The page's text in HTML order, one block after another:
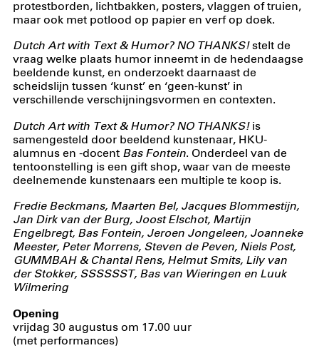
protestborden, lichtbakken, posters, vlaggen of truien,
maar ook met potlood op papier en verf op doek.
Dutch Art with Text & Humor? NO THANKS!stelt de
vraag welke plaats humor inneemt in de hedendaagse
beeldende kunst, en onderzoekt daarnaast de
scheidslijn tussen ‘kunst’ en ‘geen-kunst’ in
verschillende verschijningsvormen en contexten.
Dutch Art with Text & Humor? NO THANKS!is
samengesteld door beeldend kunstenaar, HKU-
alumnus en -docent Bas Fontein. Onderdeel van de
tentoonstelling is een gift shop, waar van de meeste
deelnemende kunstenaars een multiple te koop is.
Fredie Beckmans, Maarten Bel, Jacques Blommestijn,
Jan Dirk van der Burg, Joost Elschot, Martijn
Engelbregt, Bas Fontein, Jeroen Jongeleen, Joanneke
Meester, Peter Morrens, Steven de Peven, Niels Post,
GUMMBAH & Chantal Rens, Helmut Smits, Lily van
der Stokker, SSSSSST, Bas van Wieringen en Luuk
Wilmering
Opening
vrijdag 30 augustus om 17.00 uur
(met performances)